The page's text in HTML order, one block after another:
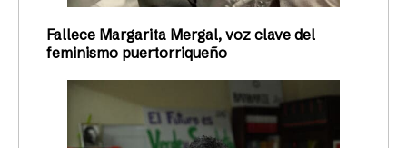
Fallece Margarita Mergal, voz clave del
feminismo puertorriqueño